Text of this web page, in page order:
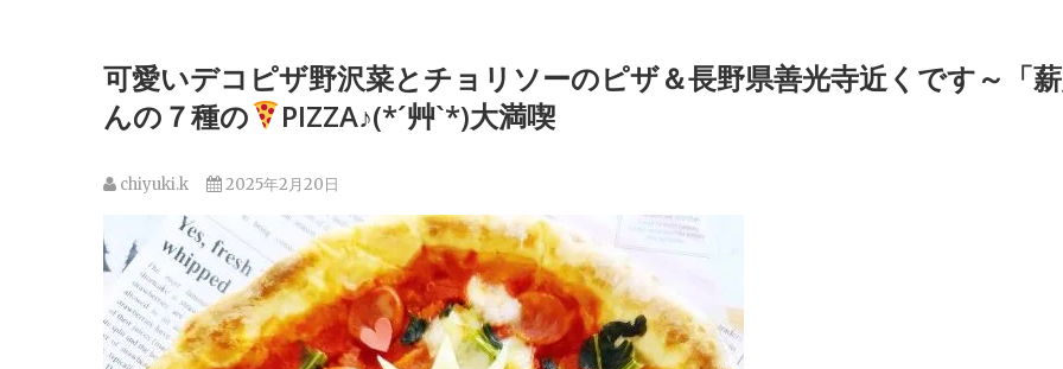
可愛いデコピザ野沢菜とチョリソーのピザ＆長野県善光寺近くです～「
んの７種の
PIZZA♪(*´艸`*)大満喫
chiyuki.k 2025年2月20日